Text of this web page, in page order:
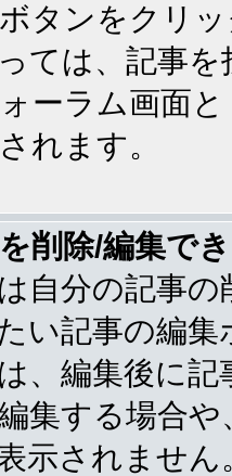
タンをクリ
ては、記事
ーラム画面
れます。
削除/編集で
自分の記事
い記事の編
、編集後に
集する場合
示されませ